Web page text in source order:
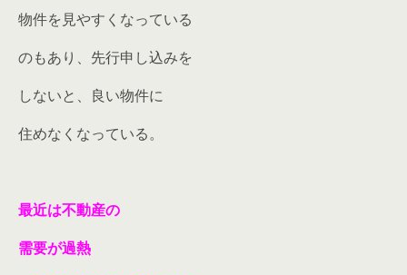
物件を見やすくなっている
のもあり、先行申し込みを
しないと、良い物件に
住めなくなっている。
最近は不動産の
需要が過熱